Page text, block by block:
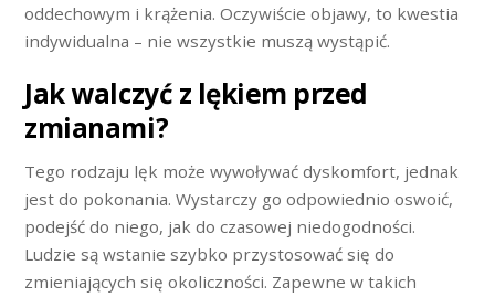
oddechowym i krążenia. Oczywiście objawy, to kwestia
indywidualna – nie wszystkie muszą wystąpić.
Jak walczyć z lękiem przed
zmianami?
Tego rodzaju lęk może wywoływać dyskomfort, jednak
jest do pokonania. Wystarczy go odpowiednio oswoić,
podejść do niego, jak do czasowej niedogodności.
Ludzie są wstanie szybko przystosować się do
zmieniających się okoliczności. Zapewne w takich